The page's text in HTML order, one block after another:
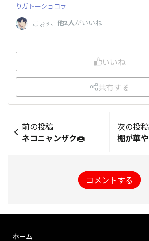
りガトーショコラ
こぉ⚡️、 他2人がいいね
いいね
共有する
前の投稿
ネコニャンザク🍩
次の投稿
コメントする
ホーム